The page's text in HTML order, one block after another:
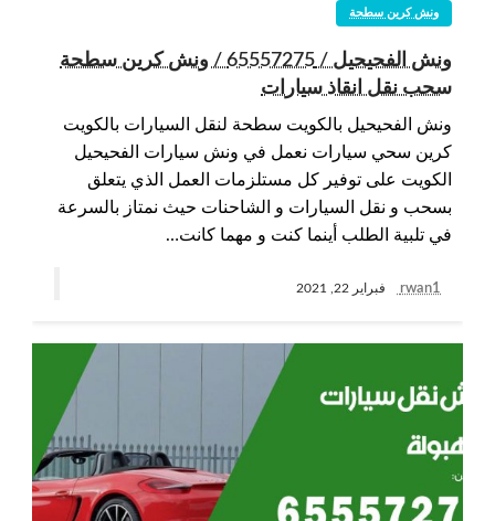
ونش كرين سطحة
ونش الفحيحيل / 65557275 / ونش كرين سطحة
سحب نقل انقاذ سيارات
ونش الفحيحيل بالكويت سطحة لنقل السيارات بالكويت
كرين سحي سيارات نعمل في ونش سيارات الفحيحيل
الكويت على توفير كل مستلزمات العمل الذي يتعلق
بسحب و نقل السيارات و الشاحنات حيث نمتاز بالسرعة
في تلبية الطلب أينما كنت و مهما كانت…
rwan1 فبراير 22, 2021